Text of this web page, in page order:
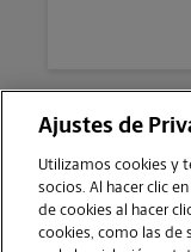
Como es un negocio
franquiciador, no le
para obtener la
The UPS Store | Aviso
Ajustes de
Utilizamos cookies y
socios. Al hacer clic en
de cookies al hacer
cookies, como las de